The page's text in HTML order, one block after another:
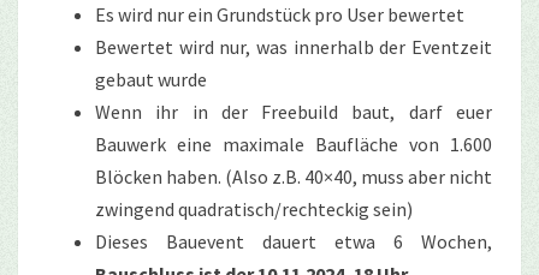
Es wird nur ein Grundstück pro User bewertet
Bewertet wird nur, was innerhalb der Eventzeit
gebaut wurde
Wenn ihr in der Freebuild baut, darf euer
Bauwerk eine maximale Baufläche von 1.600
Blöcken haben. (Also z.B. 40×40, muss aber nicht
zwingend quadratisch/rechteckig sein)
Dieses Bauevent dauert etwa 6 Wochen,